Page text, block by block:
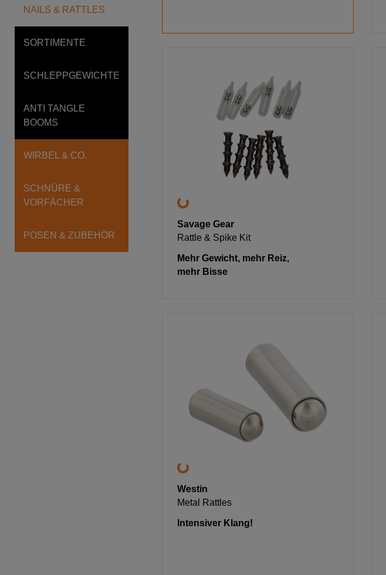
NAILS & RATTLES
SORTIMENTE
SCHLEPPGEWICHTE
ANTI TANGLE
BOOMS
WIRBEL & CO.
SCHNÜRE &
VORFÄCHER
POSEN & ZUBEHÖR
Savage Gear
Rattle & Spike Kit
Mehr Gewicht, mehr Reiz,
mehr Bisse
Westin
Metal Rattles
Intensiver Klang!